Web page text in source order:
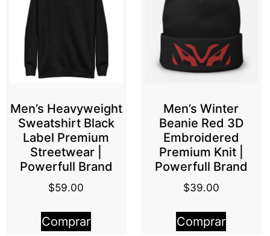
Men’s Heavyweight
Sweatshirt Black
Label Premium
Streetwear |
Powerfull Brand
$59.00
Comprar
Men’s Winter
Beanie Red 3D
Embroidered
Premium Knit |
Powerfull Brand
$39.00
Comprar